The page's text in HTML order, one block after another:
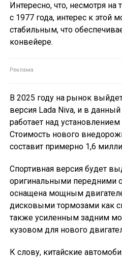
Интересно, что, несмотря на
с 1977 года, интерес к этой
стабильным, что
конвейере.
В 2025 году на рынок
версия Lada Niva, и в
работает над
Стоимость нового
составит примерно 1,6
Спортивная версия будет
оригинальными передними
оснащена мощным
дисковыми тормозами как
также усиленным задним
кузовом для нового
К слову, китайские